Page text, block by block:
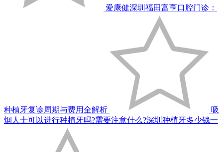
爱康健深圳福田富亨口腔门诊：
种植牙复诊周期与费用全解析
吸
烟人士可以进行种植牙吗?需要注意什么?深圳种植牙多少钱一